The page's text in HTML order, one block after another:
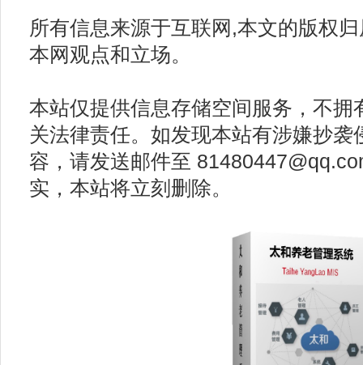
所有信息来源于互联网,本文的版权
本网观点和立场。
本站仅提供信息存储空间服务，不拥
关法律责任。如发现本站有涉嫌抄袭
容，请发送邮件至
实，本站将立刻删除。